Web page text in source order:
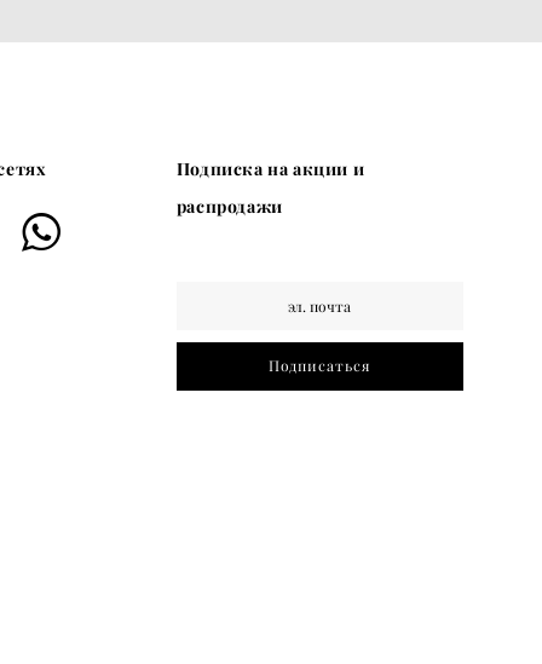
Подписка на акции и
распродажи
Подписаться